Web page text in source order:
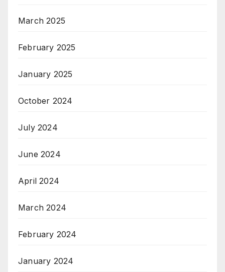
March 2025
February 2025
January 2025
October 2024
July 2024
June 2024
April 2024
March 2024
February 2024
January 2024